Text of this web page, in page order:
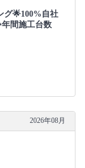
グ🌟100%自社
年間施工台数
2026年08月